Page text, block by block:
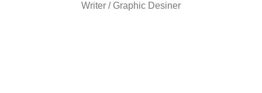
Writer / Graphic​ Desiner